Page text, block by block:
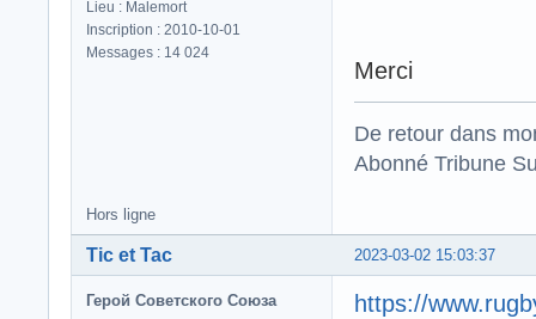
Lieu : Malemort
Inscription : 2010-10-01
Messages : 14 024
Merci
De retour dans
Abonné Tribune
Hors ligne
2023-03-02 15:03:37
Tic et Tac
Герой Советского Союза
https://